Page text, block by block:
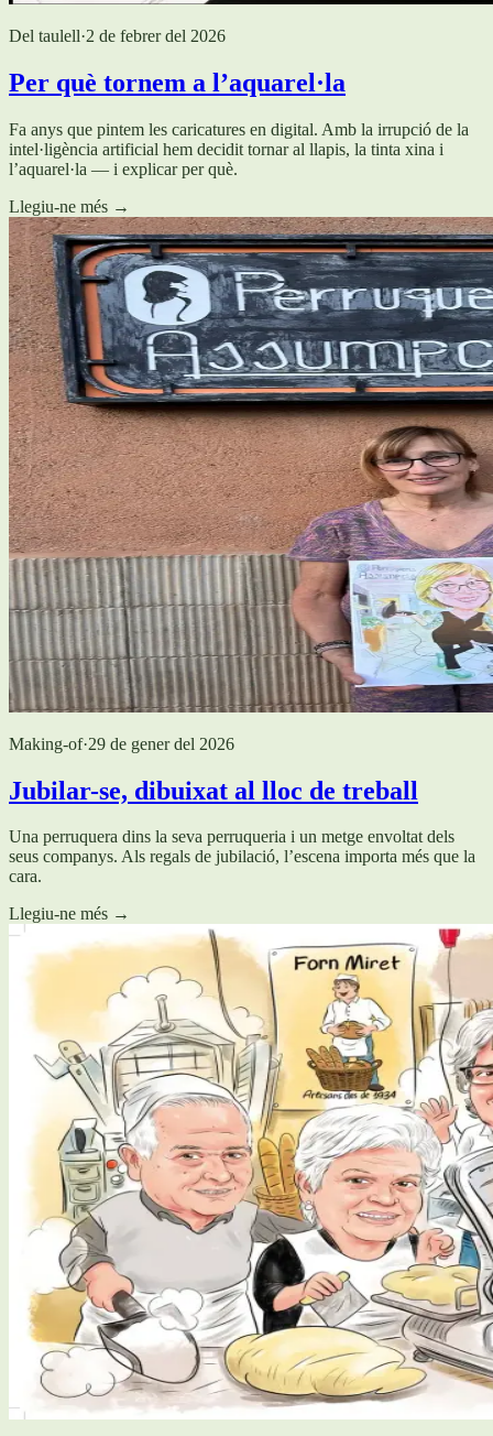
Del taulell·2 de febrer del 2026
Per què tornem a l’aquarel·la
Fa anys que pintem les caricatures en digital. Amb la irrupció de la
intel·ligència artificial hem decidit tornar al llapis, la tinta xina i
l’aquarel·la — i explicar per què.
Llegiu-ne més →
Making-of·29 de gener del 2026
Jubilar-se, dibuixat al lloc de treball
Una perruquera dins la seva perruqueria i un metge envoltat dels
seus companys. Als regals de jubilació, l’escena importa més que la
cara.
Llegiu-ne més →